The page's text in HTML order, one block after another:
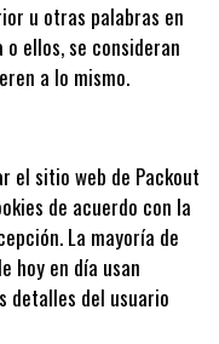
u otras palabras en
ellos, se consideran
a lo mismo.
el sitio web de Packout
de acuerdo con la
La mayoría de
hoy en día usan
detalles del usuario